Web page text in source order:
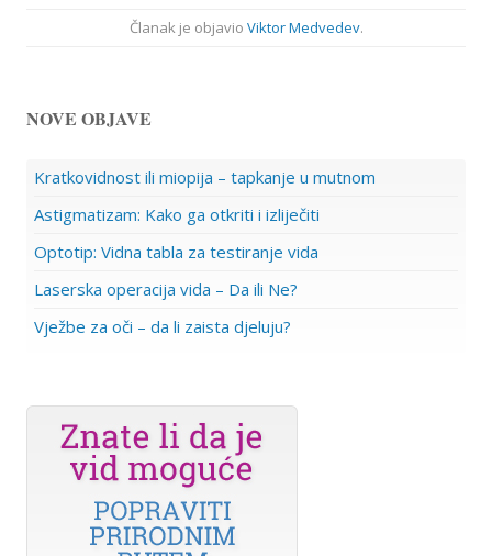
Članak je objavio Viktor Medvedev.
NOVE OBJAVE
Kratkovidnost ili miopija – tapkanje u mutnom
Astigmatizam: Kako ga otkriti i izliječiti
Optotip: Vidna tabla za testiranje vida
Laserska operacija vida – Da ili Ne?
Vježbe za oči – da li zaista djeluju?